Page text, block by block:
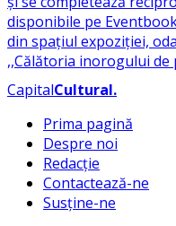
CapitalCultural.
Prima pagină
Despre noi
Redacție
Contactează-ne
Susține-ne